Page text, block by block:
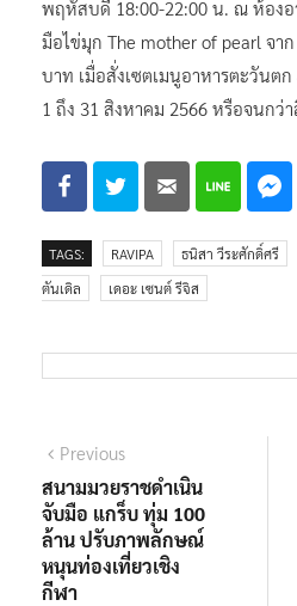
พฤหัสบดี 18:00-22:00 น. ณ ห้องอ
มือไข่มุก The mother of pearl จา
บาท เมื่อสั่งเซตเมนูอาหารตะวันต
1 ถึง 31 สิงหาคม 2566 หรือจนกว่
TAGS: RAVIPA ธนิสา วีระศักดิ์ศรี
ตันเดิล
เดอะ เซนต์ รีจิส
แนะแนว
เรื่อง
PreviousPrevious
post:
สนามมวยราชดำเนิน
จับมือ แกร็บ ทุ่ม 100
ล้าน ปรับภาพลักษณ์
หนุนท่องเที่ยวเชิง
กีฬา